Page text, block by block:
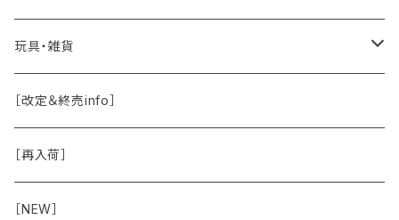
保湿剤
除菌
おくち・おめめ・おみみ
おくち
おめめ
ブラシと雑貨
その他（乳製品・果物野菜）
Natural Marche
ちょこっとシリーズ
◾️躾トレーニングに
◾️長く楽しむ用
関節・骨
おめめ
おなか
臓-肝腎心膵
手作り補助
ウェット・お惣菜
ドライ
玩具・雑貨
ノーズワーク・玩具
お散歩用品
オーナー雑貨
［改定＆終売info］
［再入荷］
［NEW］